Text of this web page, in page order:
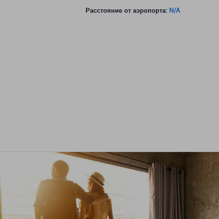
Расстояние от аэропорта: N/A